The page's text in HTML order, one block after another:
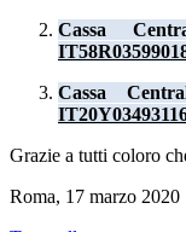
Cassa
Cassa
Grazie a tutti coloro
Roma, 17 marzo 2020